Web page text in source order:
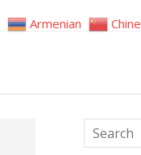
Armenian